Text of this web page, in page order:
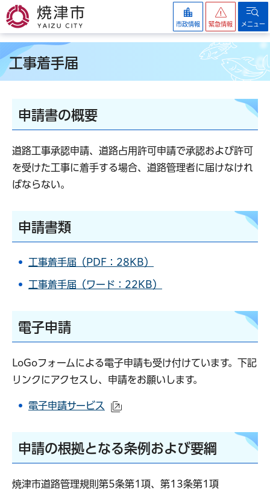
焼津市
市政情報 緊急情報 メニュー
工事着手届
申請書の概要
道路工事承認申請、道路占用許可申請で承認および許可
を受けた工事に着手する場合、道路管理者に届けなけれ
ばならない。
申請書類
工事着手届（PDF：28KB）
工事着手届（ワード：22KB）
電子申請
LoGoフォームによる電子申請も受け付けています。下記
リンクにアクセスし、申請をお願いします。
電子申請サービス
申請の根拠となる条例および要綱
焼津市道路管理規則第5条第1項、第13条第1項